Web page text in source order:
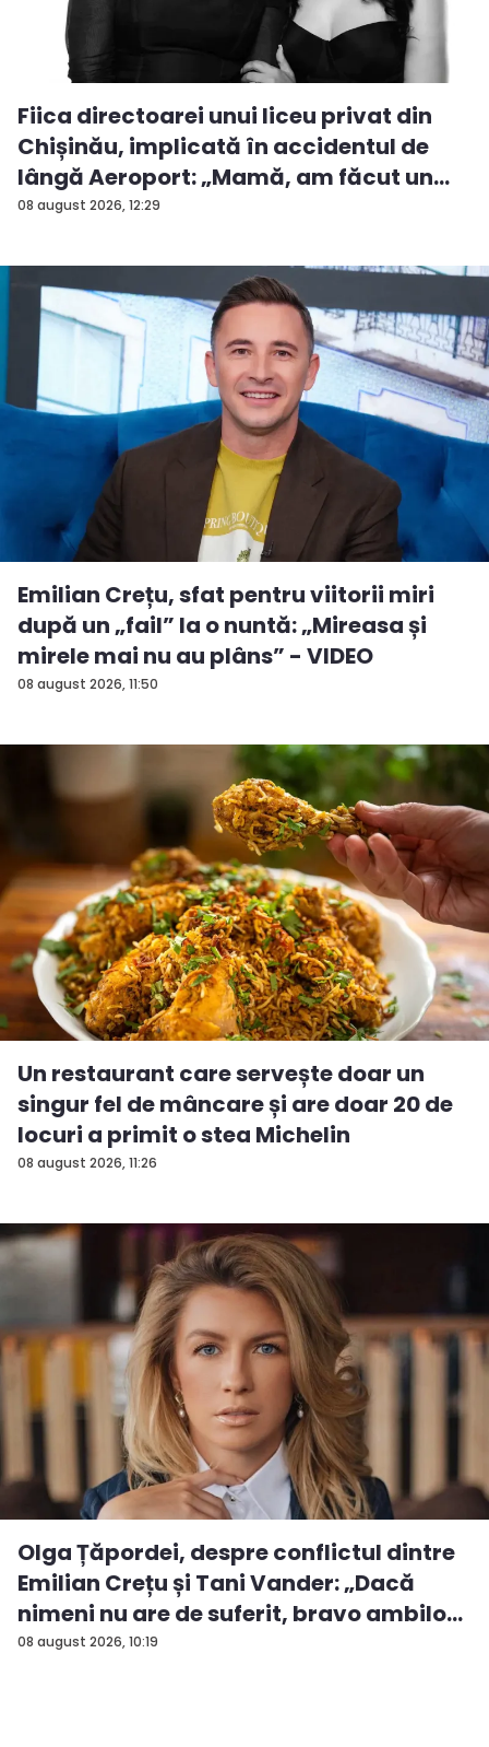
08 august 2026, 12:29
Fiica directoarei unui liceu privat din
Chișinău, implicată în accidentul de
lângă Aeroport: „Mamă, am făcut un
ac...
08 august 2026, 11:50
Emilian Crețu, sfat pentru viitorii miri
după un „fail” la o nuntă: „Mireasa și
mirele mai nu au plâns” - VIDEO
08 august 2026, 11:26
Un restaurant care servește doar un
singur fel de mâncare și are doar 20 de
locuri a primit o stea Michelin
08 august 2026, 10:19
Olga Țăpordei, despre conflictul dintre
Emilian Crețu și Tani Vander: „Dacă
nimeni nu are de suferit, bravo ambilo...